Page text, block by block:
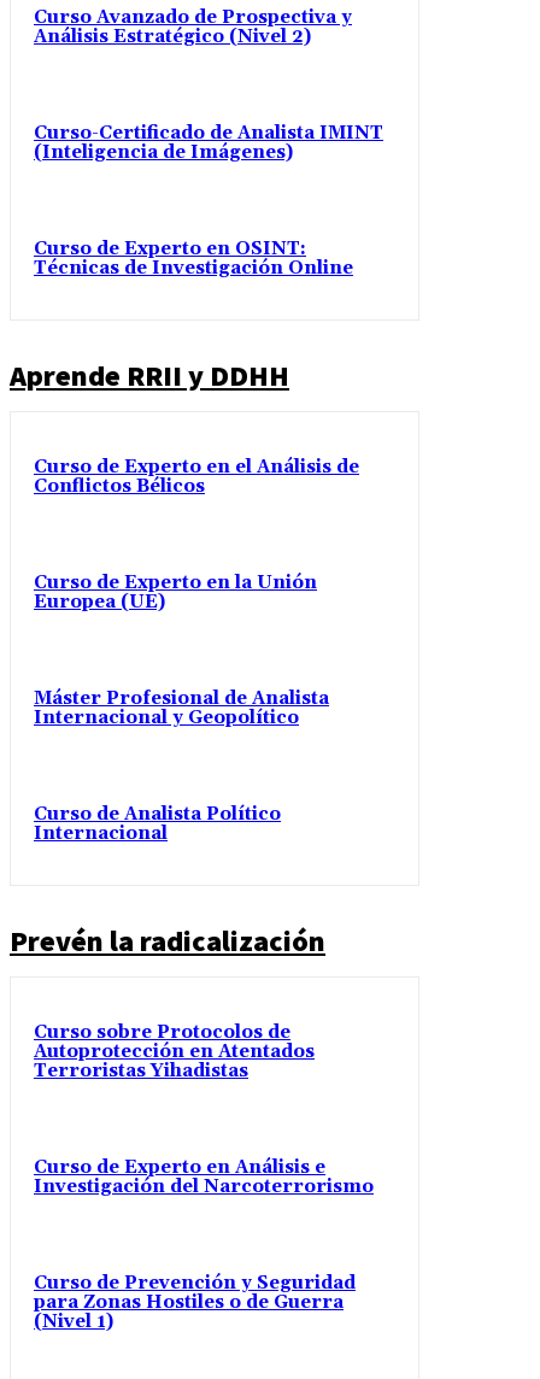
Curso Avanzado de Prospectiva y
Análisis Estratégico (Nivel 2)
Curso-Certificado de Analista IMINT
(Inteligencia de Imágenes)
Curso de Experto en OSINT:
Técnicas de Investigación Online
Aprende RRII y DDHH
Curso de Experto en el Análisis de
Conflictos Bélicos
Curso de Experto en la Unión
Europea (UE)
Máster Profesional de Analista
Internacional y Geopolítico
Curso de Analista Político
Internacional
Prevén la radicalización
Curso sobre Protocolos de
Autoprotección en Atentados
Terroristas Yihadistas
Curso de Experto en Análisis e
Investigación del Narcoterrorismo
Curso de Prevención y Seguridad
para Zonas Hostiles o de Guerra
(Nivel 1)